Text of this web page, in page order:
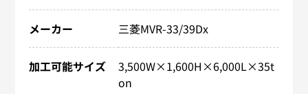
メーカー 三菱MVR-33/39Dx
加工可能サイズ
3,500W×1,600H×6,000​L×35t
on